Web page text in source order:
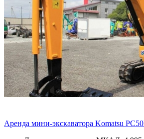
Аренда мини-экскаватора Komatsu